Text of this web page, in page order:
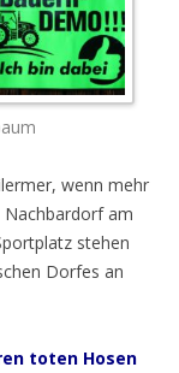
wenn mehr
Nachbardorf am
stehen
Dorfes an
toten Hosen